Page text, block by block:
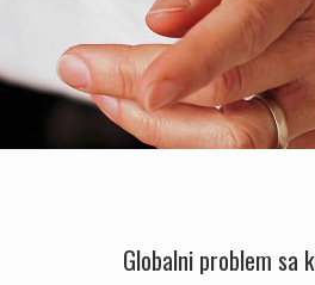
Globalni problem sa